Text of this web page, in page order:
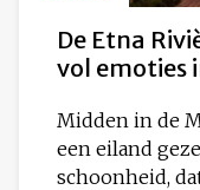
De Etna
vol emoties
Midden in de
een eiland
schoonheid,